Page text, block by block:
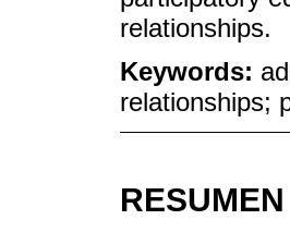
relationships.
Keywords:
relationships;
RESUMEN